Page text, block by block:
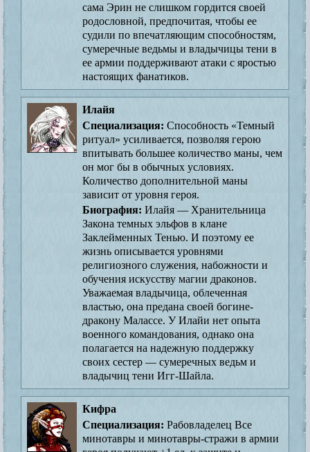
сама Эрин не слишком гордится своей
родословной, предпочитая, чтобы ее
судили по впечатляющим способностям,
сумеречные ведьмы и владычицы тени в
ее армии поддерживают атаки с яростью
настоящих фанатиков.
Илайя
Специализация: Способность «Темный
ритуал» усиливается, позволяя герою
впитывать большее количество маны, чем
он мог бы в обычных условиях.
Количество дополнительной маны
зависит от уровня героя.
Биография: Илайя — Хранительница
Закона темных эльфов в клане
Заклейменных Тенью. И поэтому ее
жизнь описывается уровнями
религиозного служения, набожности и
обучения искусству магии драконов.
Уважаемая владычица, облеченная
властью, она предана своей богине-
дракону Малассе. У Илайи нет опыта
военного командования, однако она
полагается на надежную поддержку
своих сестер — сумеречных ведьм и
владычиц тени Игг-Шайла.
Кифра
Специализация: Рабовладелец Все
минотавры и минотавры-стражи в армии